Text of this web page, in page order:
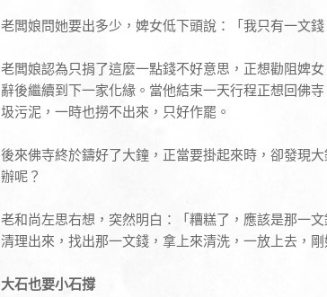
老闆娘問她要出多少，婢女低下頭說：「我只有一文錢
老闆娘認為只捐了這麼一點錢不好意思，正想勸阻婢
辭後繼續到下一家化緣。當他結束一天行程正想回佛
圾污泥，一時也撈不出來，只好作罷。
後來佛寺終於鑄好了大鐘，正當要掛起來時，卻發現
辦呢？
老和尚左思右想，突然明白：「糟糕了，應該是那一
清理出來，找出那一文錢，拿上來清洗，一放上去，
大石也要小石撐